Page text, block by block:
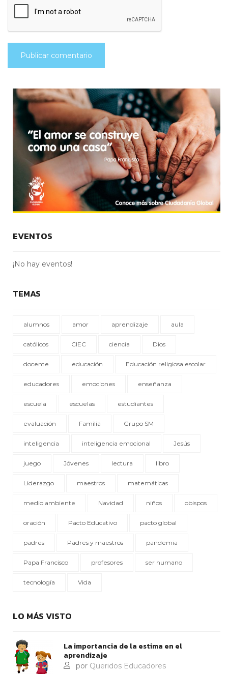
EVENTOS
¡No hay eventos!
TEMAS
alumnos amor aprendizaje aula
católicos CIEC ciencia Dios
docente educación Educación religiosa escolar
educadores emociones enseñanza
escuela escuelas estudiantes
evaluación Familia Grupo SM
inteligencia inteligencia emocional Jesús
juego Jóvenes lectura libro
Liderazgo maestros matemáticas
medio ambiente Navidad niños obispos
oración Pacto Educativo pacto global
padres Padres y maestros pandemia
Papa Francisco profesores ser humano
tecnología Vida
LO MÁS VISTO
La importancia de la estima en el
aprendizaje
por Queridos Educadores